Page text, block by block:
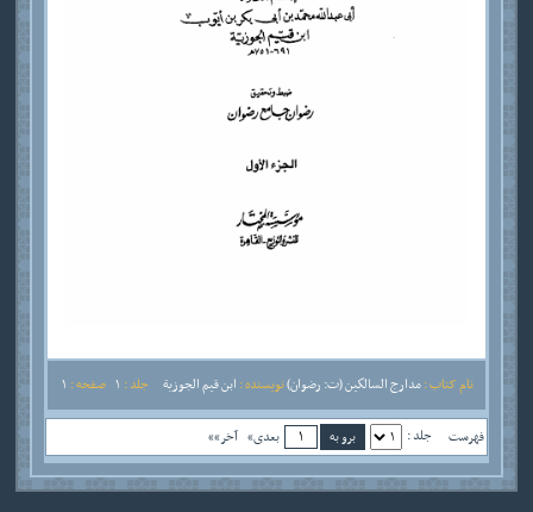
نام کتاب :مدارج السالكين (ت: رضوان)نویسنده : ابن قيم الجوزية جلد : صفحه :
فهرست جلد : بعدی» آخر»»